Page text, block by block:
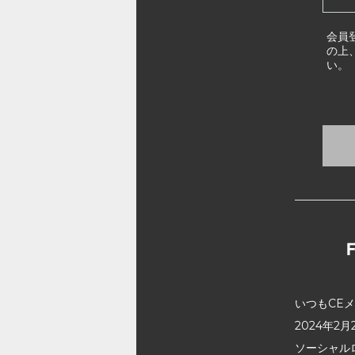
会員
の上
い。
いつもCE
2024年2月
ソーシャ